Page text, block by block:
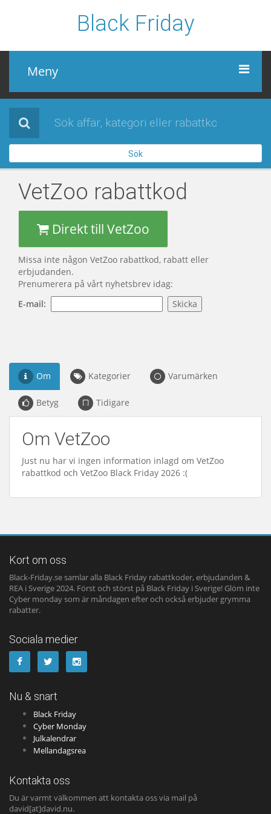
Black Friday
Meny
Black Friday
Alla affärer
Sidor
Sök
VetZoo rabattkod
Direkt till VetZoo
Missa inte någon VetZoo rabattkod, rabatt eller
erbjudanden.
Prenumerera på vårt nyhetsbrev idag:
E-mail:
Om Kategorier Varumärken
Betyg Tidigare
Om VetZoo
Just nu har vi ingen information inlagd om VetZoo
rabattkod och VetZoo Black Friday 2026 :(
Kort om oss
Black-Friday.se samlar alla Black Friday rabattkoder, erbjudanden &
REA i Sverige 2024. Först och störst på Black Friday i Sverige! Glöm inte
Cyber monday som är måndagen efter och också erbjuder grymma
rabatter.
Sociala medier
Nu & snart
Black Friday
Cyber Monday
Julkalendrar
Mellandagsrea
Kontakta oss
Du är varmt välkommen att kontakta oss via mail på
david[at]david.nu.